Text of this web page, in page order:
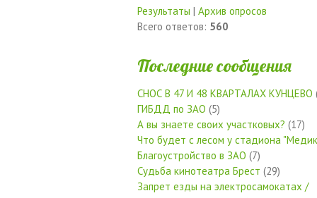
Результаты | Архив опросов
Всего ответов: 560
Последние сообщения
СНОС В 47 И 48 КВАРТАЛАХ КУНЦЕВО
ГИБДД по ЗАО (5)
А вы знаете своих участковых? (17)
Что будет с лесом у стадиона
Благоустройство в ЗАО (7)
Судьба кинотеатра Брест (29)
Запрет езды на электросамокатах /